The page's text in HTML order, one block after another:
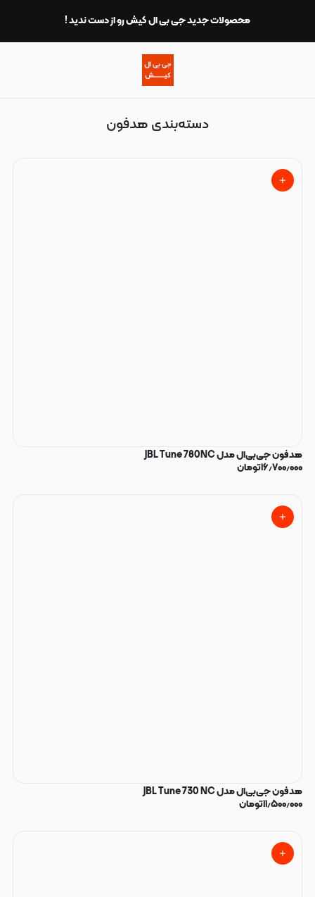
محصولات جدید جی بی ال کیش رو از دست ندید !
دسته‌بندی هدفون
هدفون جی‌بی‌ال مدل JBL Tune 780NC
۱۶٫۷۰۰٫۰۰۰تومان
هدفون جی‌بی‌ال مدل JBL Tune 730 NC
۱۱٫۵۰۰٫۰۰۰تومان